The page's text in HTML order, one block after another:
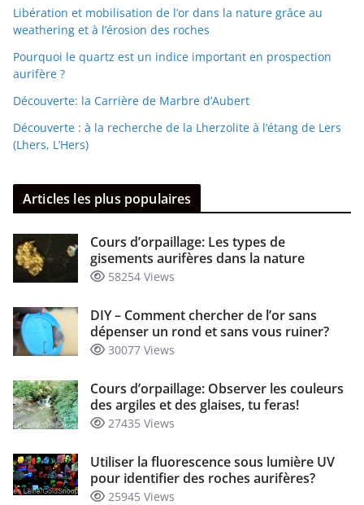
Libération et mobilisation de l’or dans la nature grâce au
weathering et à l’érosion des roches
Pourquoi le quartz est un indice important en prospection
aurifère ?
Découverte: la Carrière de Marbre d’Aubert
Découverte : à la recherche de la Lherzolite à l’étang de Lers
(Lhers, L’Hers)
Articles les plus populaires
Cours d’orpaillage: Les types de
gisements aurifères dans la nature
58254 Views
DIY – Comment chercher de l’or sans
dépenser un rond et sans vous ruiner?
30077 Views
Cours d’orpaillage: Observer les couleurs
des argiles et des glaises, tu feras!
27435 Views
Utiliser la fluorescence sous lumière UV
pour identifier des roches aurifères?
25945 Views